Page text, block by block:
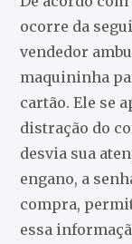
ocorre da
vendedor
maquininha
cartão. Ele se
distração do
desvia sua
engano, a
compra,
essa